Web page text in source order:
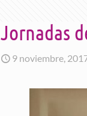
Jornadas
9 noviembre,